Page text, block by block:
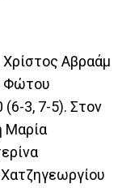
Χρίστος Αβραάμ
Φώτου
3, 7-5). Στον
Μαρία